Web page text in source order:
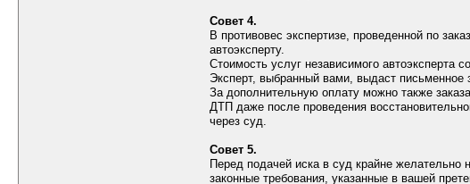
Совет 4.
В противовес экспертизе, проведенной по
автоэксперту.
Стоимость услуг независимого
Эксперт, выбранный вами, выдаст
За дополнительную оплату можно также
ДТП даже после проведения
через суд.
Совет 5.
Перед подачей иска в суд крайне
законные требования, указанные в вашей